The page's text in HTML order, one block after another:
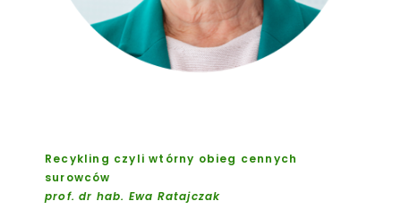
Recykling czyli wtórny obieg cennych
surowców
prof. dr hab. Ewa Ratajczak